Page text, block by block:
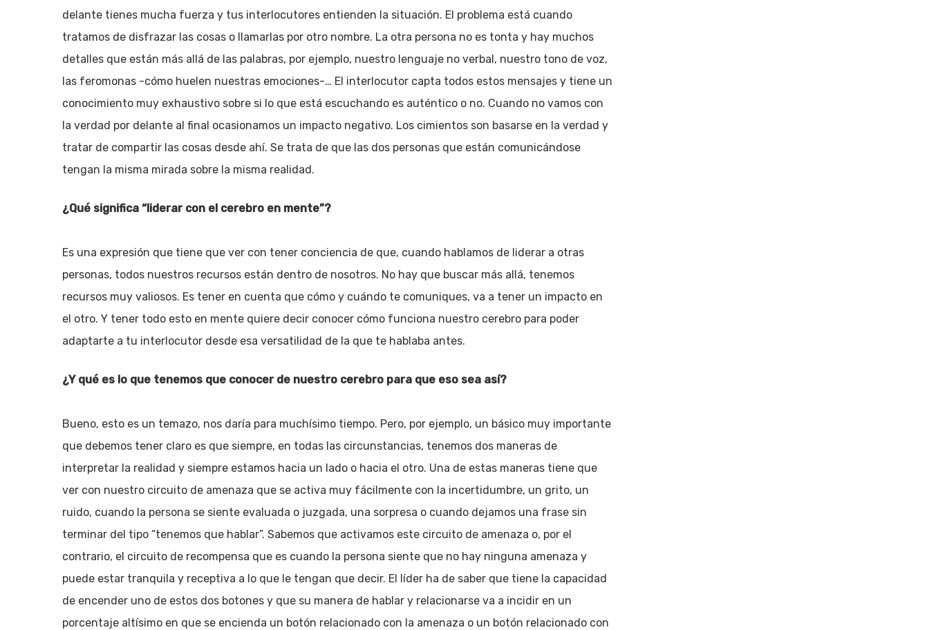
delante tienes mucha fuerza y tus interlocutores entienden la situación. El problema está cuando
tratamos de disfrazar las cosas o llamarlas por otro nombre. La otra persona no es tonta y hay muchos
detalles que están más allá de las palabras, por ejemplo, nuestro lenguaje no verbal, nuestro tono de voz,
las feromonas -cómo huelen nuestras emociones-… El interlocutor capta todos estos mensajes y tiene un
conocimiento muy exhaustivo sobre si lo que está escuchando es auténtico o no. Cuando no vamos con
la verdad por delante al final ocasionamos un impacto negativo. Los cimientos son basarse en la verdad y
tratar de compartir las cosas desde ahí. Se trata de que las dos personas que están comunicándose
tengan la misma mirada sobre la misma realidad.
¿Qué significa “liderar con el cerebro en mente”?
Es una expresión que tiene que ver con tener conciencia de que, cuando hablamos de liderar a otras
personas, todos nuestros recursos están dentro de nosotros. No hay que buscar más allá, tenemos
recursos muy valiosos. Es tener en cuenta que cómo y cuándo te comuniques, va a tener un impacto en
el otro. Y tener todo esto en mente quiere decir conocer cómo funciona nuestro cerebro para poder
adaptarte a tu interlocutor desde esa versatilidad de la que te hablaba antes.
¿Y qué es lo que tenemos que conocer de nuestro cerebro para que eso sea así?
Bueno, esto es un temazo, nos daría para muchísimo tiempo. Pero, por ejemplo, un básico muy importante
que debemos tener claro es que siempre, en todas las circunstancias, tenemos dos maneras de
interpretar la realidad y siempre estamos hacia un lado o hacia el otro. Una de estas maneras tiene que
ver con nuestro circuito de amenaza que se activa muy fácilmente con la incertidumbre, un grito, un
ruido, cuando la persona se siente evaluada o juzgada, una sorpresa o cuando dejamos una frase sin
terminar del tipo “tenemos que hablar”. Sabemos que activamos este circuito de amenaza o, por el
contrario, el circuito de recompensa que es cuando la persona siente que no hay ninguna amenaza y
puede estar tranquila y receptiva a lo que le tengan que decir. El líder ha de saber que tiene la capacidad
de encender uno de estos dos botones y que su manera de hablar y relacionarse va a incidir en un
porcentaje altísimo en que se encienda un botón relacionado con la amenaza o un botón relacionado con